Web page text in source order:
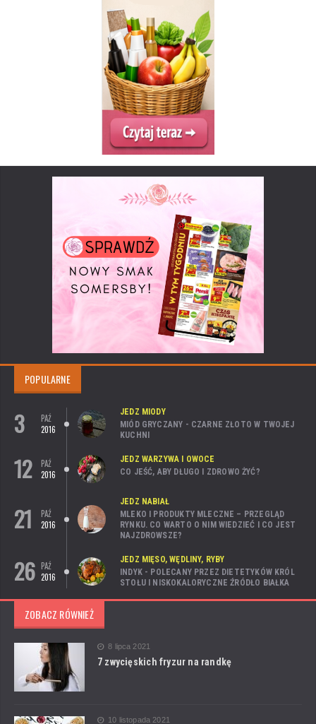
POPULARNE
3
PAŹ
2016
JEDZ MIODY
MIÓD GRYCZANY - CZARNE ZŁOTO W TWOJEJ
KUCHNI
12
PAŹ
2016
JEDZ WARZYWA I OWOCE
CO JEŚĆ, ABY DŁUGO I ZDROWO ŻYĆ?
21
PAŹ
2016
JEDZ NABIAŁ
MLEKO I PRODUKTY MLECZNE – PRZEGLĄD
RYNKU. CO WARTO O NIM WIEDZIEĆ I CO JEST
NAJZDROWSZE?
26 PAŹ
2016
JEDZ MIĘSO, WĘDLINY, RYBY
INDYK - POLECANY PRZEZ DIETETYKÓW KRÓL
STOŁU I NISKOKALORYCZNE ŹRÓDŁO BIAŁKA
ZOBACZ RÓWNIEŻ
8 lipca 2021
7 zwycięskich fryzur na randkę
10 listopada 2021